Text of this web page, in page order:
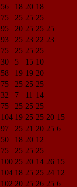
56 18 20 18
75 25 25 25
95 20 25 25 25
93 25 23 22 23
75 25 25 25
30 5 15 10
58 19 19 20
75 25 25 25
32 7 11 14
75 25 25 25
104 19 25 25 20 15
97 25 21 20 25 6
50 18 20 12
75 25 25 25
100 25 20 14 26 15
104 18 25 25 24 12
102 20 25 26 25 6